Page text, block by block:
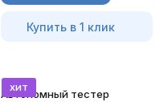
Купить в 1 клик
хит
Автономный тестер